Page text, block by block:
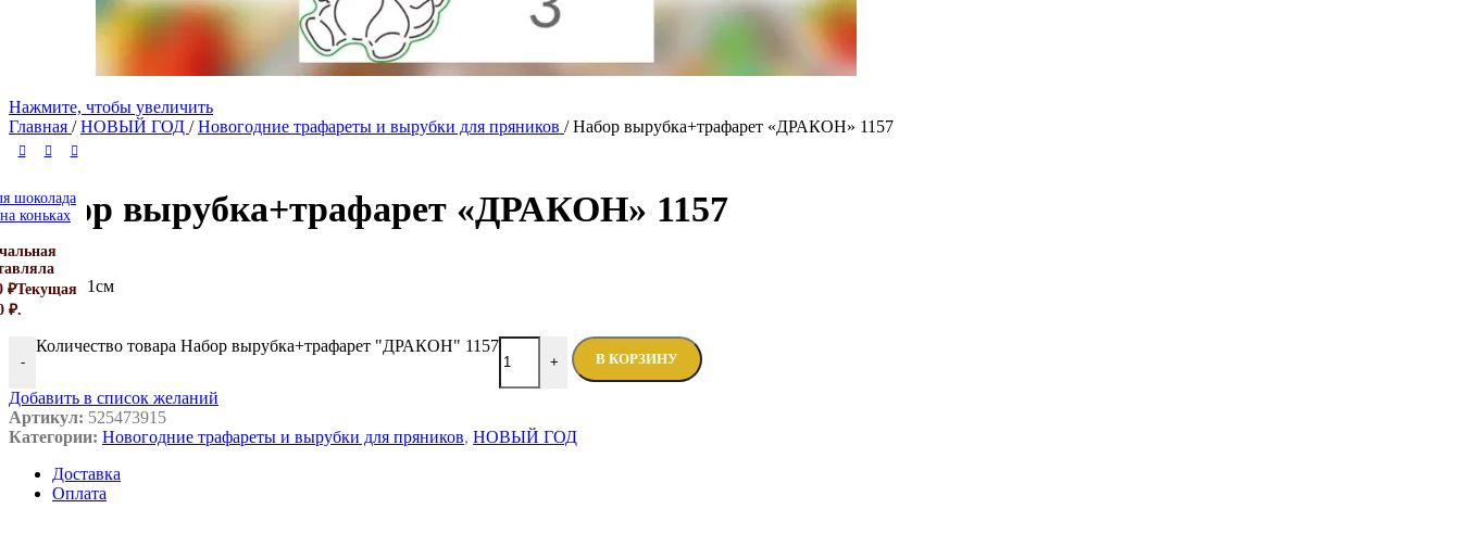
Нажмите, чтобы увеличить
Главная / НОВЫЙ ГОД / Новогодние трафареты и вырубки для пряников / Набор вырубка+трафарет «ДРАКОН» 1157
40₽
шоколада
коньках
₽Текущая
₽.
Набор вырубка+трафарет «ДРАКОН» 1157
см
11см
-
Количество товара Набор вырубка+трафарет "ДРАКОН" 1157
+ В КОРЗИНУ
Добавить в список желаний
Артикул: 525473915
Категории: Новогодние трафареты и вырубки для пряников, НОВЫЙ ГОД
Доставка
Оплата